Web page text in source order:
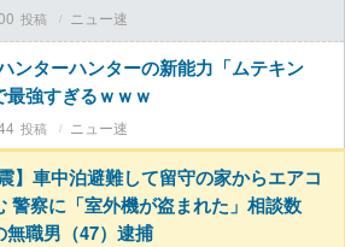
ニュー速
ンターハンターの新能力「ムテキン
最強すぎるｗｗｗ
ニュー速
】車中泊避難して留守の家からエアコ
警察に「室外機が盗まれた」相談数
職男（47）逮捕